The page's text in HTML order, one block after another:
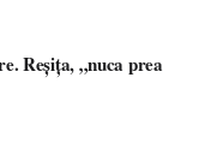
Reșița, „nuca prea